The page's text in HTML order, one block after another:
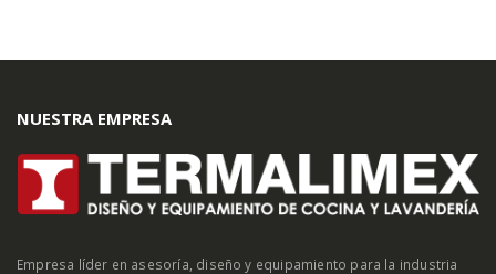
NUESTRA EMPRESA
Empresa líder en asesoría, diseño y equipamiento para la industria